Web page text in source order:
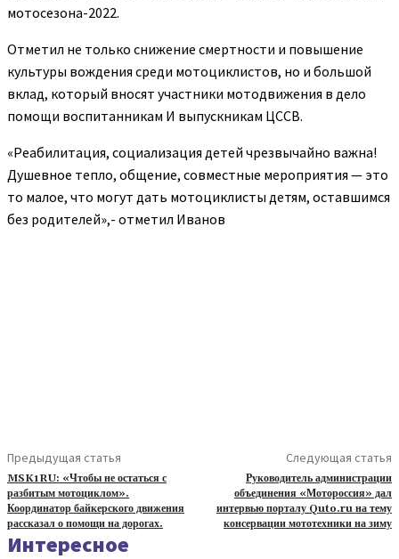
мотосезона-2022.
Отметил не только снижение смертности и повышение
культуры вождения среди мотоциклистов, но и большой
вклад, который вносят участники мотодвижения в дело
помощи воспитанникам И выпускникам ЦССВ.
«Реабилитация, социализация детей чрезвычайно важна!
Душевное тепло, общение, совместные мероприятия — это
то малое, что могут дать мотоциклисты детям, оставшимся
без родителей»,- отметил Иванов
Предыдущая статья
MSK1RU: «Чтобы не остаться с
разбитым мотоциклом».
Координатор байкерского движения
рассказал о помощи на дорогах.
Следующая статья
Руководитель администрации
объединения «Мотороссия» дал
интервью порталу Quto.ru на тему
консервации мототехники на зиму
Интересное